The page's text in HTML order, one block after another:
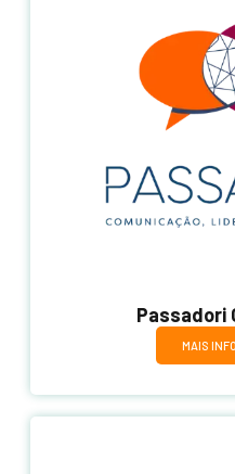
Passadori
MAIS